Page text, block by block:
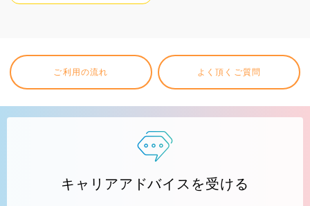
ご利用の流れ よく頂くご質問
キャリアアドバイスを受ける